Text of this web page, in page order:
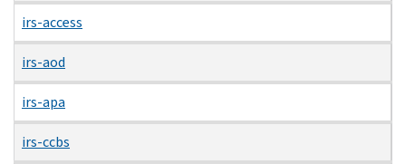
irs-access
irs-aod
irs-apa
irs-ccbs